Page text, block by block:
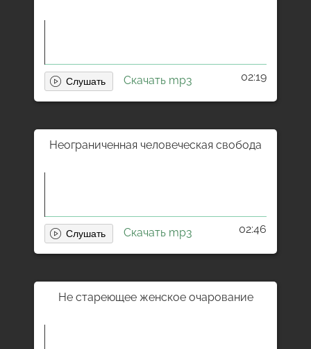
Скачать mp3 02:19
Неограниченная человеческая свобода
Скачать mp3 02:46
Не стареющее женское очарование